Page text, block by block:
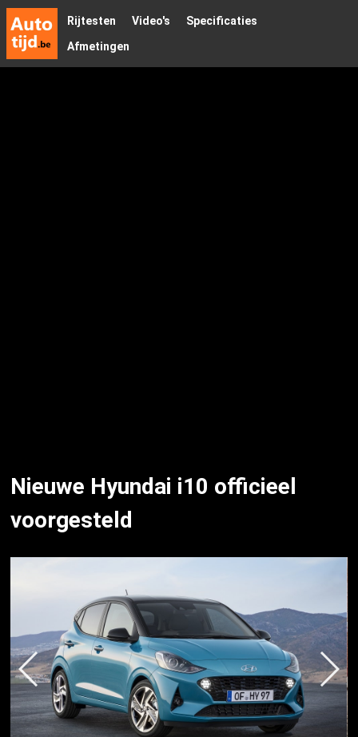
Rijtesten Video's
Specificaties
Afmetingen
Nieuwe Hyundai i10 officieel
voorgesteld